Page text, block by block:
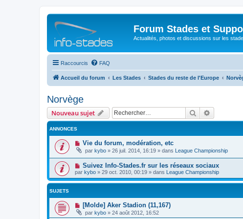
Forum Stades et
Actualités, photos et discussions sur les
Raccourcis FAQ
Accueil du forum Les Stades Stades du reste de l'Europe
Norvège
Nouveau sujet Rechercher
ANNONCES
Vie du forum, modération, etc
par kybo » 26 juil. 2014, 16:19 » dans League Championship
Suivez Info-Stades.fr sur les réseaux sociaux
par kybo » 29 oct. 2010, 00:19 » dans League Championship
SUJETS
[Molde] Aker Stadion (11,167)
par kybo » 24 août 2012, 16:52